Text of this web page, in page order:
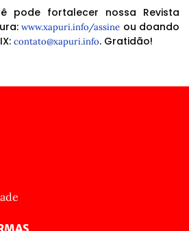
pode fortalecer nossa Revista
www.xapuri.info/assine ou doando
contato@xapuri.info. Gratidão!